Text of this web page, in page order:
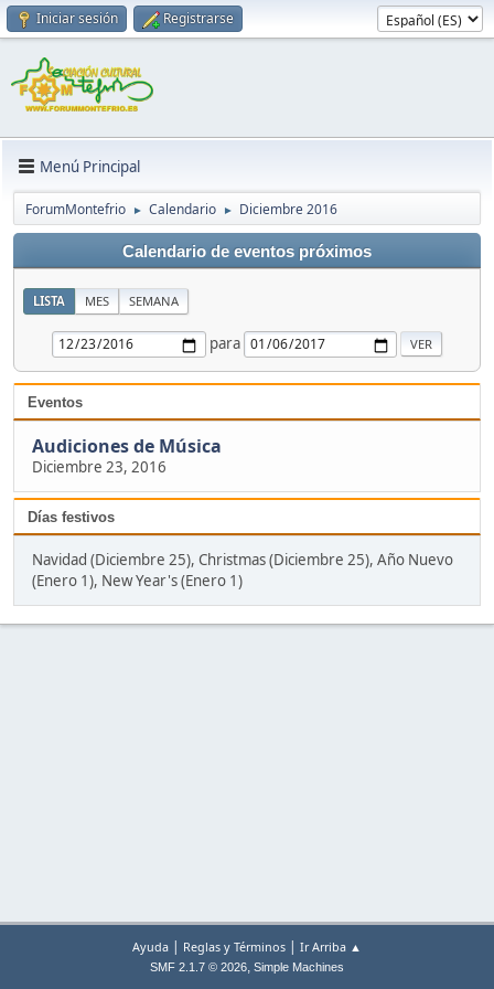
Iniciar sesión Registrarse
Menú Principal
ForumMontefrio ► Calendario ► Diciembre 2016
Calendario de eventos próximos
LISTA MES SEMANA
para
Eventos
Audiciones de Música
Diciembre 23, 2016
Días festivos
Navidad (Diciembre 25), Christmas (Diciembre 25), Año Nuevo
(Enero 1), New Year's (Enero 1)
Ayuda | Reglas y Términos | Ir Arriba ▲
SMF 2.1.7 © 2026, Simple Machines